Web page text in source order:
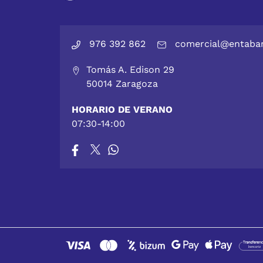
976 392 862
Tomás A. Edison 29
50014 Zaragoza
HORARIO DE VERANO
07:30-14:00